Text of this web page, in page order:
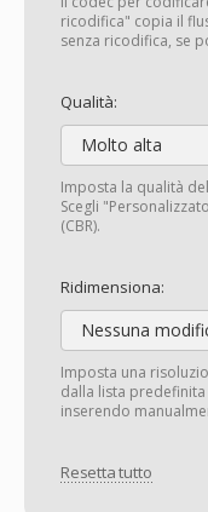
ricodifica" copia il
senza ricodifica, se
Qualità:
Molto alta
Imposta la qualità
Scegli
(CBR).
Ridimensiona:
Nessuna
Imposta una
dalla lista
inserendo
Resetta tutto